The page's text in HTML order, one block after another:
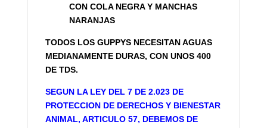
CON COLA NEGRA Y MANCHAS
NARANJAS
TODOS LOS GUPPYS NECESITAN AGUAS
MEDIANAMENTE DURAS, CON UNOS 400
DE TDS.
SEGUN LA LEY DEL 7 DE 2.023 DE
PROTECCION DE DERECHOS Y BIENESTAR
ANIMAL, ARTICULO 57, DEBEMOS DE